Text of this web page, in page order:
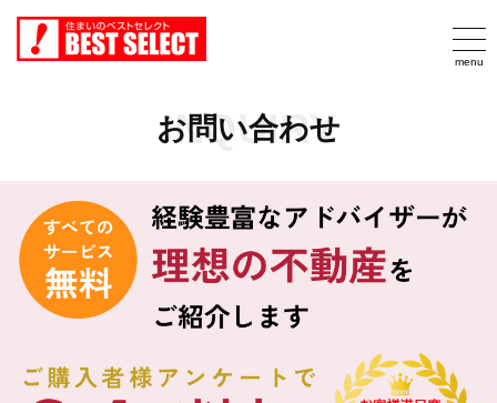
お問い合わせ
INQUIRY